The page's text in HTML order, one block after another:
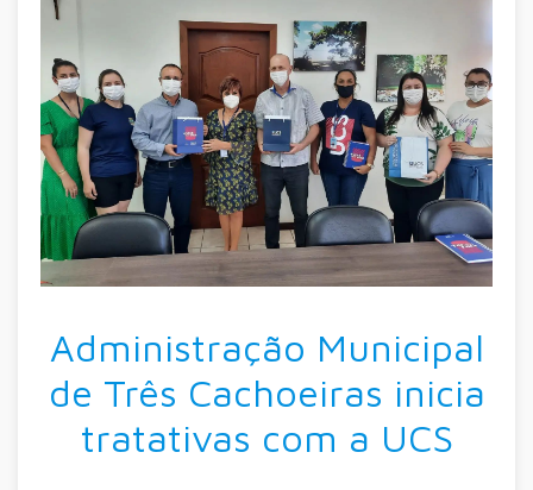
Administração Municipal
de Três Cachoeiras inicia
tratativas com a UCS